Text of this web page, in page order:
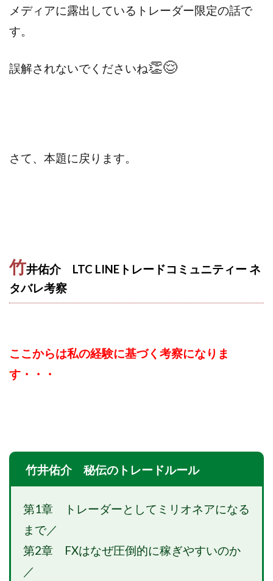
メディアに露出しているトレーダー限定の話で
す。
誤解されないでくださいね👏😌
さて、本題に戻ります。
竹井佑介 LTC LINEトレードコミュニティー ネ
タバレ考察
ここからは私の経験に基づく考察になりま
す・・・
竹井佑介 秘伝のトレードルール
第1章 トレーダーとしてミリオネアになる
まで／
第2章 FXはなぜ圧倒的に稼ぎやすいのか
／